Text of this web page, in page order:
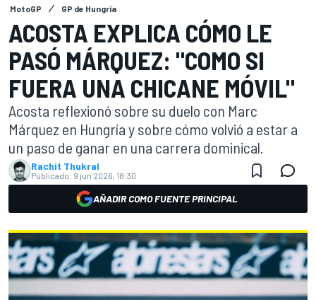
MotoGP GP de Hungría
ACOSTA EXPLICA CÓMO LE
PASÓ MÁRQUEZ: "COMO SI
FUERA UNA CHICANE MÓVIL"
Acosta reflexionó sobre su duelo con Marc
Márquez en Hungría y sobre cómo volvió a estar a
un paso de ganar en una carrera dominical.
Rachit Thukral
Publicado: 9 jun 2026, 18:30
AÑADIR COMO FUENTE PRINCIPAL